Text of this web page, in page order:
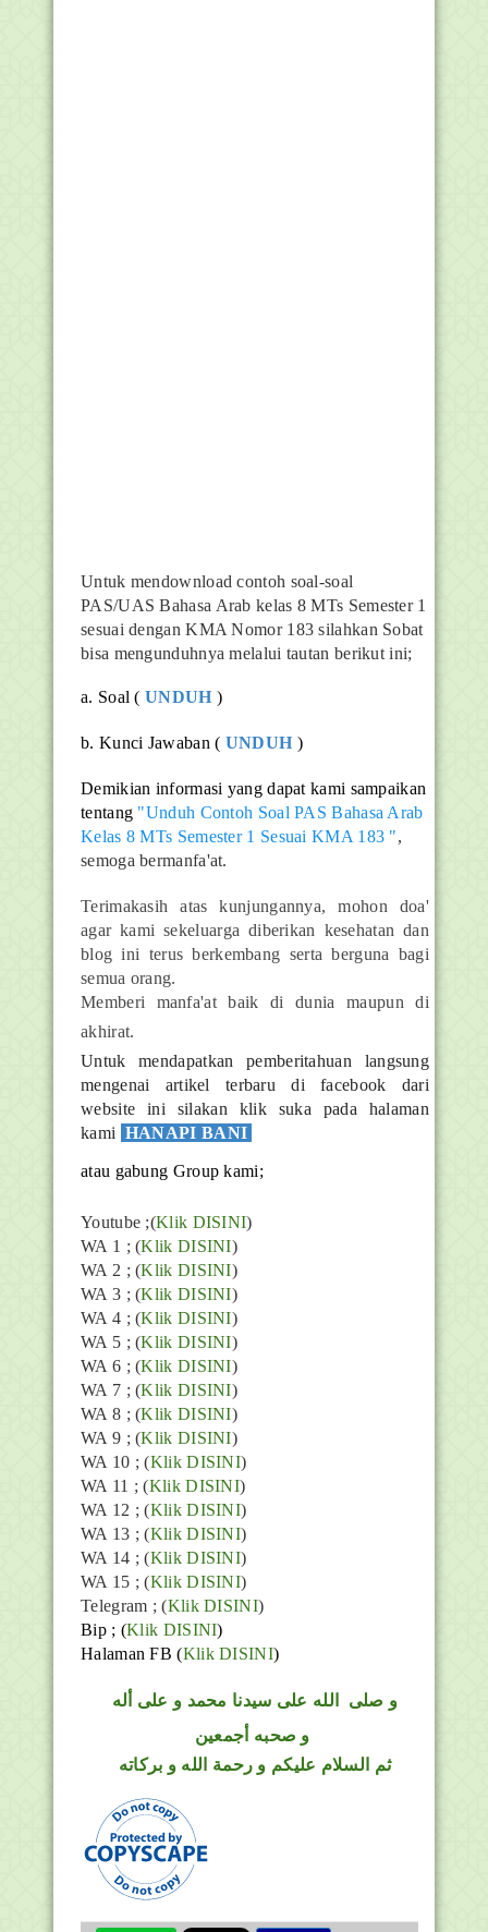
Untuk mendownload contoh soal-soal
PAS/UAS Bahasa Arab kelas 8 MTs Semester 1
sesuai dengan KMA Nomor 183 silahkan Sobat
bisa mengunduhnya melalui tautan berikut ini;
a. Soal ( UNDUH )
b. Kunci Jawaban ( UNDUH )
Demikian informasi yang dapat kami sampaikan
tentang "Unduh Contoh Soal PAS Bahasa Arab
Kelas 8 MTs Semester 1 Sesuai KMA 183 ",
semoga bermanfa'at.
Terimakasih atas kunjungannya, mohon doa'
agar kami sekeluarga diberikan kesehatan dan
blog ini terus berkembang serta berguna bagi
semua orang.
Memberi manfa'at baik di dunia maupun di
akhirat.
Untuk mendapatkan pemberitahuan langsung
mengenai artikel terbaru di facebook dari
website ini silakan klik suka pada halaman
kami HANAPI BANI
atau gabung Group kami;
Youtube ;(Klik DISINI)
WA 1 ; (Klik DISINI)
WA 2 ; (Klik DISINI)
WA 3 ; (Klik DISINI)
WA 4 ; (Klik DISINI)
WA 5 ; (Klik DISINI)
WA 6 ; (Klik DISINI)
WA 7 ; (Klik DISINI)
WA 8 ; (Klik DISINI)
WA 9 ; (Klik DISINI)
WA 10 ; (Klik DISINI)
WA 11 ; (Klik DISINI)
WA 12 ; (Klik DISINI)
WA 13 ; (Klik DISINI)
WA 14 ; (Klik DISINI)
WA 15 ; (Klik DISINI)
Telegram ;(Klik DISINI)
Bip ; (Klik DISINI)
Halaman FB(Klik DISINI)
و صلى الله على سيدنا محمد و على أله
و صحبه أجمعين
ثم السلام عليكم و رحمة الله و بركاته